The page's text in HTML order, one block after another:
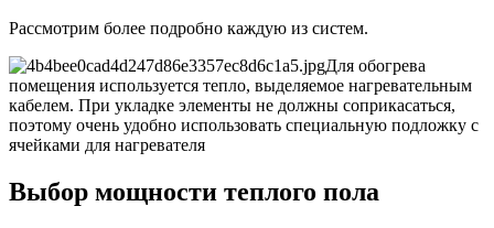
Рассмотрим более подробно каждую из систем.
Для обогрева
помещения используется тепло, выделяемое нагревательным
кабелем. При укладке элементы не должны соприкасаться,
поэтому очень удобно использовать специальную подложку с
ячейками для нагревателя
Выбор мощности теплого пола